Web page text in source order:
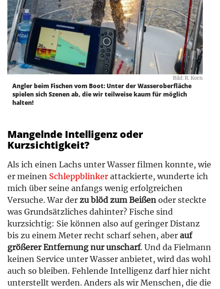
Bild: R. Korn
Angler beim Fischen vom Boot: Unter der Wasseroberfläche
spielen sich Szenen ab, die wir teilweise kaum für möglich
halten!
Mangelnde Intelligenz oder
Kurzsichtigkeit?
Als ich einen Lachs unter Wasser filmen konnte, wie
er meinen Schleppblinker attackierte, wunderte ich
mich über seine anfangs wenig erfolgreichen
Versuche. War der zu blöd zum Beißen oder steckte
was Grundsätzliches dahinter? Fische sind
kurzsichtig: Sie können also auf geringer Distanz
bis zu einem Meter recht scharf sehen, aber auf
größerer Entfernung nur unscharf. Und da Fielmann
keinen Service unter Wasser anbietet, wird das wohl
auch so bleiben. Fehlende Intelligenz darf hier nicht
unterstellt werden. Anders als wir Menschen, die die